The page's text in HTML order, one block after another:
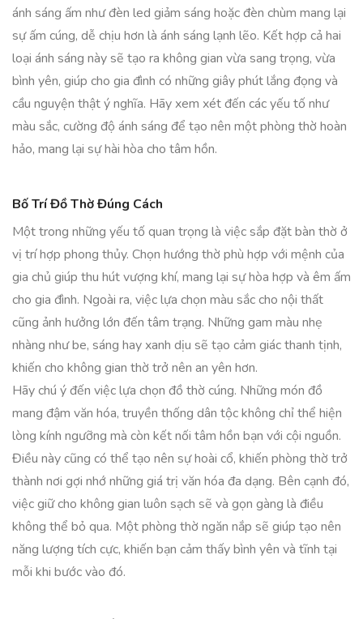
ánh sáng ấm như đèn led giảm sáng hoặc đèn chùm mang lại
sự ấm cúng, dễ chịu hơn là ánh sáng lạnh lẽo. Kết hợp cả hai
loại ánh sáng này sẽ tạo ra không gian vừa sang trọng, vừa
bình yên, giúp cho gia đình có những giây phút lắng đọng và
cầu nguyện thật ý nghĩa. Hãy xem xét đến các yếu tố như
màu sắc, cường độ ánh sáng để tạo nên một phòng thờ hoàn
hảo, mang lại sự hài hòa cho tâm hồn.
Bố Trí Đồ Thờ Đúng Cách
Một trong những yếu tố quan trọng là việc sắp đặt bàn thờ ở
vị trí hợp phong thủy. Chọn hướng thờ phù hợp với mệnh của
gia chủ giúp thu hút vượng khí, mang lại sự hòa hợp và êm ấm
cho gia đình. Ngoài ra, việc lựa chọn màu sắc cho nội thất
cũng ảnh hưởng lớn đến tâm trạng. Những gam màu nhẹ
nhàng như be, sáng hay xanh dịu sẽ tạo cảm giác thanh tịnh,
khiến cho không gian thờ trở nên an yên hơn.
Hãy chú ý đến việc lựa chọn đồ thờ cúng. Những món đồ
mang đậm văn hóa, truyền thống dân tộc không chỉ thể hiện
lòng kính ngưỡng mà còn kết nối tâm hồn bạn với cội nguồn.
Điều này cũng có thể tạo nên sự hoài cổ, khiến phòng thờ trở
thành nơi gợi nhớ những giá trị văn hóa đa dạng. Bên cạnh đó,
việc giữ cho không gian luôn sạch sẽ và gọn gàng là điều
không thể bỏ qua. Một phòng thờ ngăn nắp sẽ giúp tạo nên
năng lượng tích cực, khiến bạn cảm thấy bình yên và tĩnh tại
mỗi khi bước vào đó.